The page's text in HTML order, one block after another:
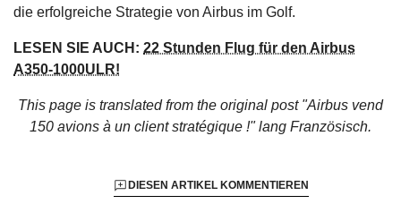
die erfolgreiche Strategie von Airbus im Golf.
LESEN SIE AUCH: 22 Stunden Flug für den Airbus
A350‑1000ULR!
This page is translated from the original post "Airbus vend
150 avions à un client stratégique !"lang Französisch.
DIESEN ARTIKEL KOMMENTIEREN